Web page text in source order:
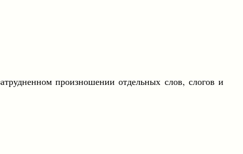
произношении отдельных слов, слогов и